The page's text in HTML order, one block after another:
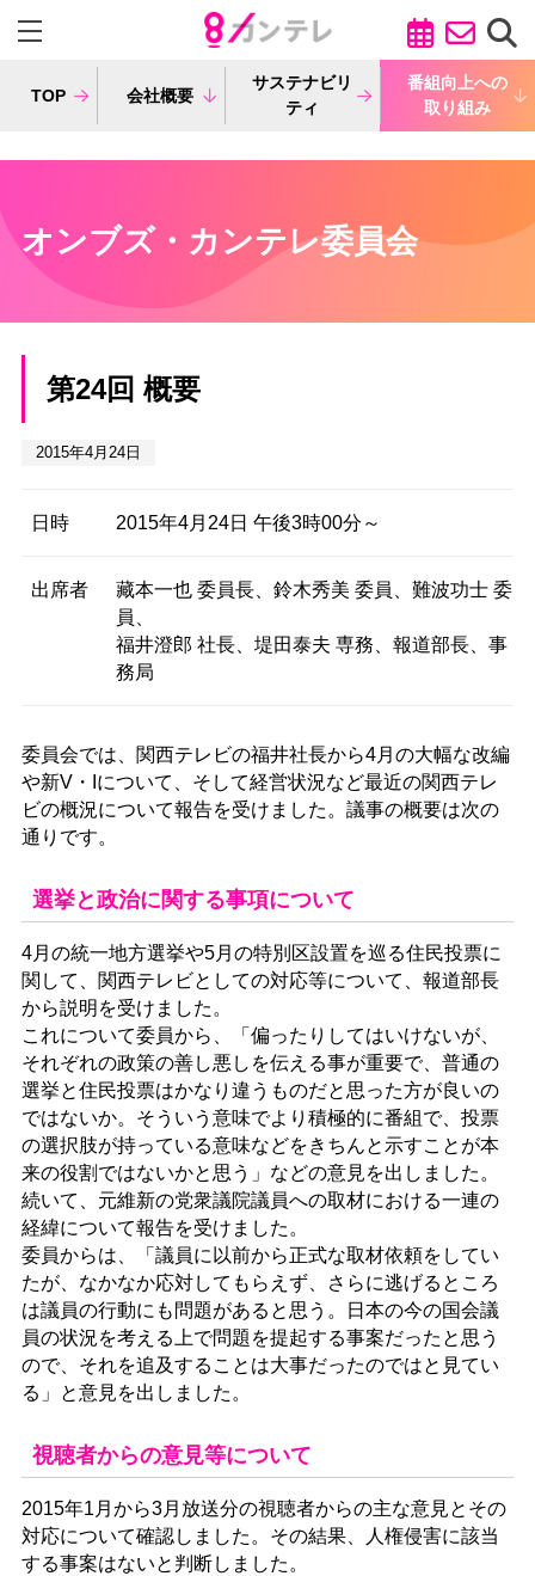
TOP 会社概要
サステナビリ
ティ
番組向上への
取り組み
オンブズ・カンテレ委員会
第24回 概要
2015年4月24日
日時 2015年4月24日 午後3時00分～
出席者
藏本一也 委員長、鈴木秀美 委員、難波功士 委
員、
福井澄郎 社長、堤田泰夫 専務、報道部長、事
務局
委員会では、関西テレビの福井社長から4月の大幅な改編
や新V・Iについて、そして経営状況など最近の関西テレ
ビの概況について報告を受けました。議事の概要は次の
通りです。
選挙と政治に関する事項について
4月の統一地方選挙や5月の特別区設置を巡る住民投票に
関して、関西テレビとしての対応等について、報道部長
から説明を受けました。
これについて委員から、「偏ったりしてはいけないが、
それぞれの政策の善し悪しを伝える事が重要で、普通の
選挙と住民投票はかなり違うものだと思った方が良いの
ではないか。そういう意味でより積極的に番組で、投票
の選択肢が持っている意味などをきちんと示すことが本
来の役割ではないかと思う」などの意見を出しました。
続いて、元維新の党衆議院議員への取材における一連の
経緯について報告を受けました。
委員からは、「議員に以前から正式な取材依頼をしてい
たが、なかなか応対してもらえず、さらに逃げるところ
は議員の行動にも問題があると思う。日本の今の国会議
員の状況を考える上で問題を提起する事案だったと思う
ので、それを追及することは大事だったのではと見てい
る」と意見を出しました。
視聴者からの意見等について
2015年1月から3月放送分の視聴者からの主な意見とその
対応について確認しました。その結果、人権侵害に該当
する事案はないと判断しました。